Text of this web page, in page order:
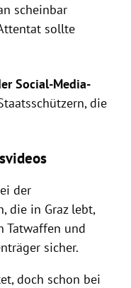
scheinbar
sollte
Social-Media-
die
der
die in Graz lebt,
Tatwaffen und
sicher.
doch schon bei